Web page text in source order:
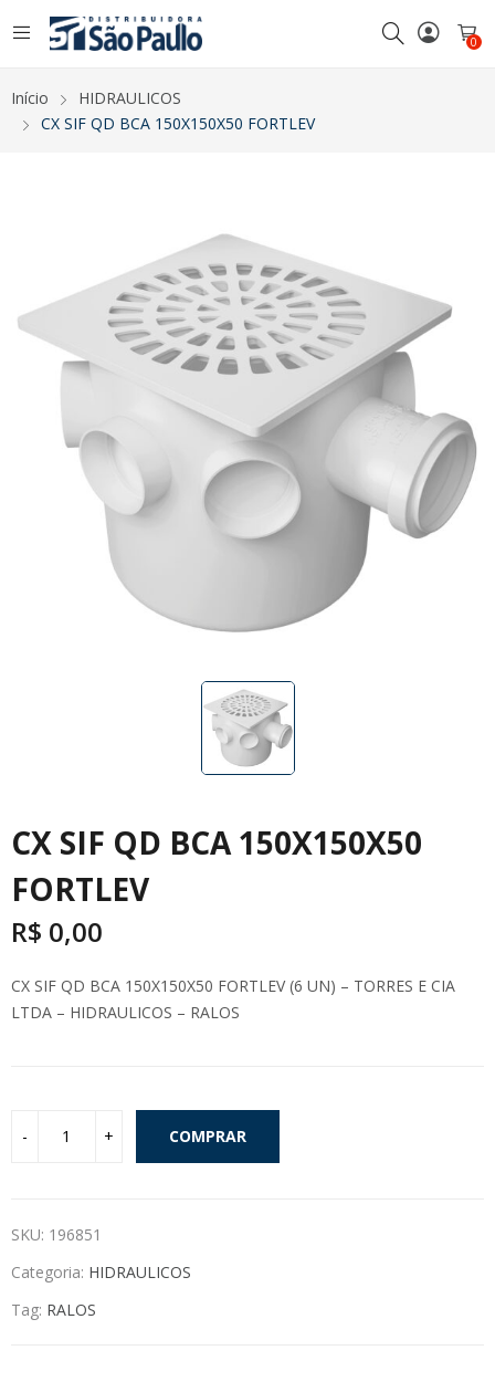
0
Início
HIDRAULICOS
CX SIF QD BCA 150X150X50 FORTLEV
CX SIF QD BCA 150X150X50
FORTLEV
R$ 0,00
CX SIF QD BCA 150X150X50 FORTLEV (6 UN) – TORRES E CIA
LTDA – HIDRAULICOS – RALOS
COMPRAR
SKU: 196851
Categoria: HIDRAULICOS
Tag: RALOS